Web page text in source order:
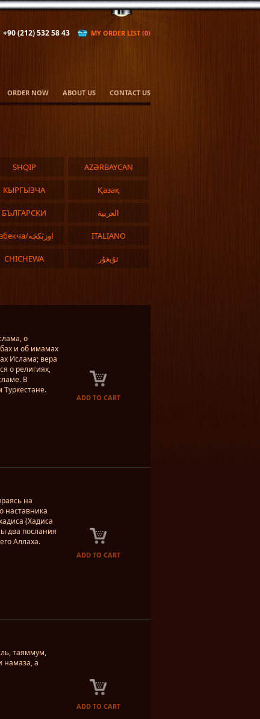
+90 (212) 532 58 43 MY ORDER LIST (0)
ORDER NOW ABOUT US CONTACT US
SHQIP AZӘRBAYCAN
КЫPГЫЗЧA Қазақ
БЪЛГАРСКИ العربية
Ўзбекча/اوزبَکچَه ITALIANO
CHICHEWA ئۇيغۇر
о
и об имамах
Ислама; вера
о религиях,
В
ADD TO CART
на
наставника
(Хадиса
два послания
Аллаха.
ADD TO CART
таяммум,
намаза, а
ADD TO CART